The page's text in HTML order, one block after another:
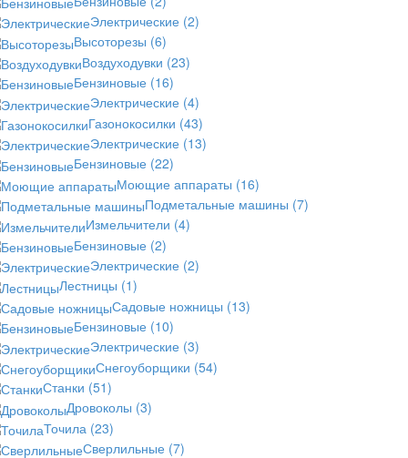
Электрические (2)
Высоторезы (6)
Воздуходувки (23)
Бензиновые (16)
Электрические (4)
Газонокосилки (43)
Электрические (13)
Бензиновые (22)
Моющие аппараты (16)
Подметальные машины (7)
Измельчители (4)
Бензиновые (2)
Электрические (2)
Лестницы (1)
Садовые ножницы (13)
Бензиновые (10)
Электрические (3)
Снегоуборщики (54)
Станки (51)
Дровоколы (3)
Точила (23)
Сверлильные (7)